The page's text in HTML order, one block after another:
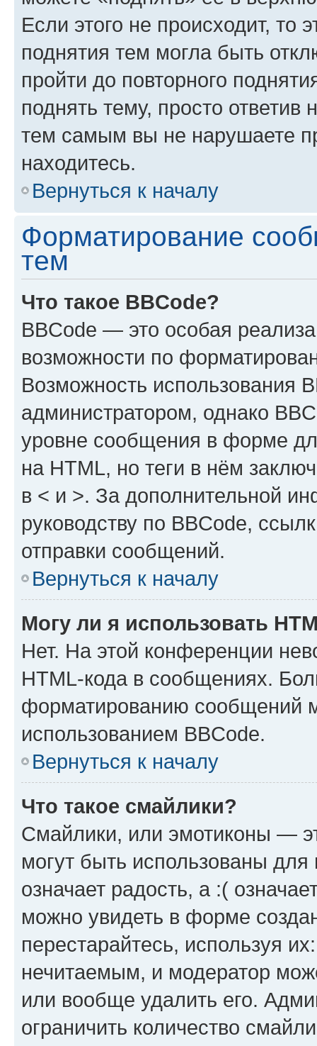
Если этого не происходит, то
поднятия тем могла быть
пройти до повторного
поднять тему, просто ответив
тем самым вы не нарушаете
находитесь.
Вернуться к началу
Форматирование
тем
Что такое BBCode?
BBCode — это особая
возможности по
Возможность использования
администратором, однако
уровне сообщения в форме
на HTML, но теги в нём
в < и >. За дополнительной
руководству по BBCode,
отправки сообщений.
Вернуться к началу
Могу ли я использовать
Нет. На этой конференции
HTML-кода в сообщениях.
форматированию сообщений
использованием BBCode.
Вернуться к началу
Что такое смайлики?
Смайлики, или эмотиконы —
могут быть использованы
означает радость, а :(
можно увидеть в форме
перестарайтесь, используя
нечитаемым, и модератор
или вообще удалить его.
ограничить количество